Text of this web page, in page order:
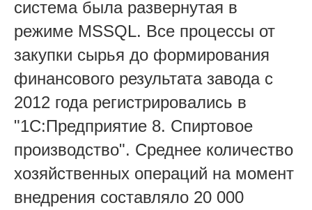
система была развернутая в
режиме MSSQL. Все процессы от
закупки сырья до формирования
финансового результата завода с
2012 года регистрировались в
"1С:Предприятие 8. Спиртовое
производство". Среднее количество
хозяйственных операций на момент
внедрения составляло 20 000